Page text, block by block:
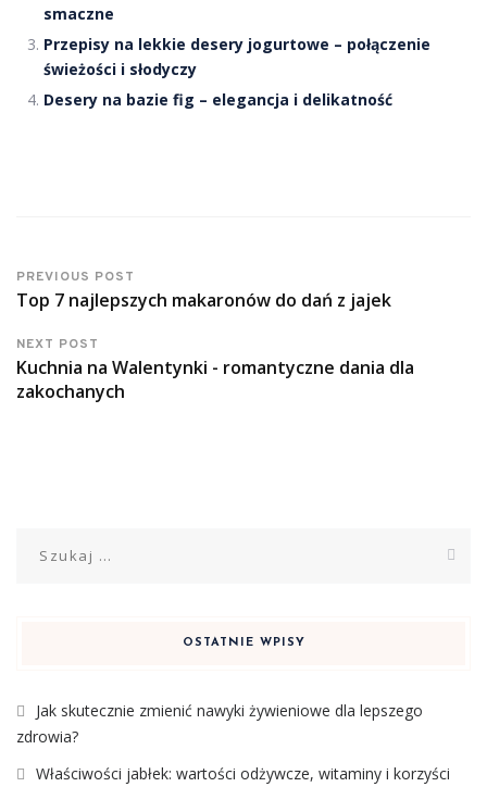
smaczne
Przepisy na lekkie desery jogurtowe – połączenie
świeżości i słodyczy
Desery na bazie fig – elegancja i delikatność
PREVIOUS POST
Top 7 najlepszych makaronów do dań z jajek
NEXT POST
Kuchnia na Walentynki - romantyczne dania dla
zakochanych
OSTATNIE WPISY
Jak skutecznie zmienić nawyki żywieniowe dla lepszego
zdrowia?
Właściwości jabłek: wartości odżywcze, witaminy i korzyści